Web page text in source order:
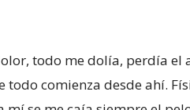
todo me dolía, perdía
comienza desde ahí.